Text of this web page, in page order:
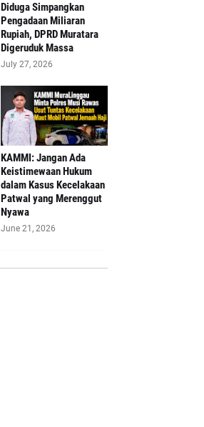
Diduga Simpangkan
Pengadaan Miliaran
Rupiah, DPRD Muratara
Digeruduk Massa
July 27, 2026
‎KAMMI: Jangan Ada
Keistimewaan Hukum
dalam Kasus Kecelakaan
Patwal yang Merenggut
Nyawa
June 21, 2026